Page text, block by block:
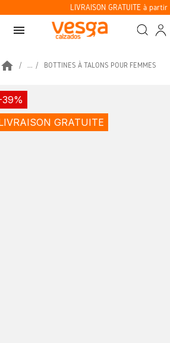
LIVRAISON GRATUITE à
menu
home ... BOTTINES À TALONS POUR FEMMES
GRATUITE